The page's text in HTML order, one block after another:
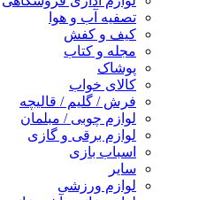
تصفیه آب و هوا
کیف و کفش
مجله و کتاب
پوشاک
کالای خواب
فرش / گلیم / قالیچه
لوازم چوبی / مبلمان
لوازم برقی و گازی
اسباب بازی
سایر
لوازم ورزشی